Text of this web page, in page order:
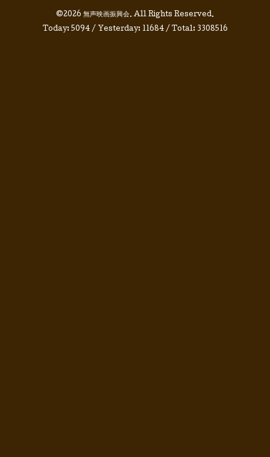
©2026 無声映画振興会. All Rights Reserved.
Today: 5094/ Yesterday: 11684/ Total: 3308516